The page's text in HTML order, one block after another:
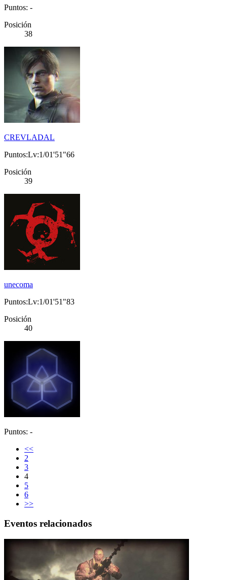
Puntos: -
Posición
38
CREVLADAL
Puntos:Lv:1/01'51"66
Posición
39
unecoma
Puntos:Lv:1/01'51"83
Posición
40
Puntos: -
<<
2
3
4
5
6
>>
Eventos relacionados